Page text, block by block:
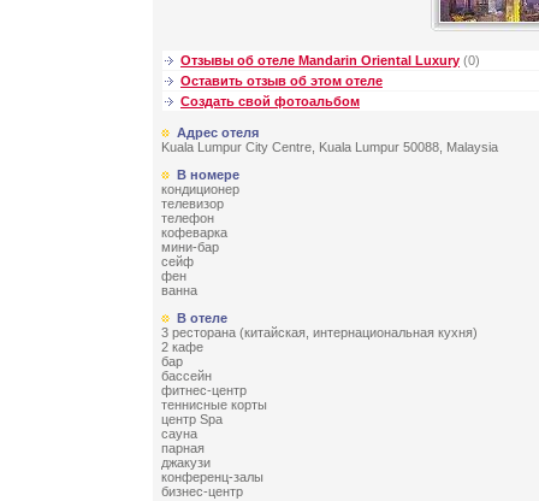
Отзывы об отеле Mandarin Oriental Luxury (0)
Оставить отзыв об этом отеле
Создать свой фотоальбом
Адрес отеля
Kuala Lumpur City Centre, Kuala Lumpur 50088, Malaysia
В номере
кондиционер
телевизор
телефон
кофеварка
мини-бар
сейф
фен
ванна
В отеле
3 ресторана (китайская, интернациональная кухня)
2 кафе
бар
бассейн
фитнес-центр
теннисные корты
центр Spa
сауна
парная
джакузи
конференц-залы
бизнес-центр